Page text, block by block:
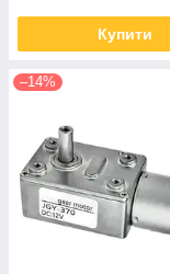
Купити
–14%